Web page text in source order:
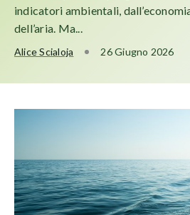
indicatori ambientali,
dell’aria. Ma...
Alice Scialoja 26 Giugno 2026